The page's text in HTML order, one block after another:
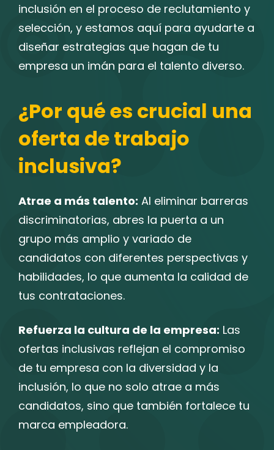
inclusión en el proceso de reclutamiento y
selección, y estamos aquí para ayudarte a
diseñar estrategias que hagan de tu
empresa un imán para el talento diverso.
¿Por qué es crucial una
oferta de trabajo
inclusiva?
Atrae a más talento: Al eliminar barreras
discriminatorias, abres la puerta a un
grupo más amplio y variado de
candidatos con diferentes perspectivas y
habilidades, lo que aumenta la calidad de
tus contrataciones.
Refuerza la cultura de la empresa: Las
ofertas inclusivas reflejan el compromiso
de tu empresa con la diversidad y la
inclusión, lo que no solo atrae a más
candidatos, sino que también fortalece tu
marca empleadora.